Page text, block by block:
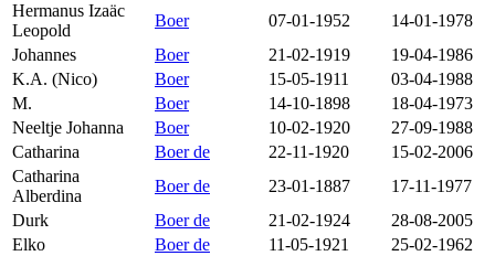
Hermanus Izaäc
Leopold
Boer 07-01-1952
14-01-1978
Johannes
Boer 21-02-1919
19-04-1986
K.A. (Nico)
Boer 15-05-1911
03-04-1988
M.
Boer 14-10-1898
18-04-1973
Neeltje Johanna
Boer 10-02-1920
27-09-1988
Catharina
Boer de 22-11-1920
15-02-2006
Catharina
Alberdina
Boer de 23-01-1887
17-11-1977
Durk
Boer de 21-02-1924
28-08-2005
Elko
Boer de 11-05-1921
25-02-1962